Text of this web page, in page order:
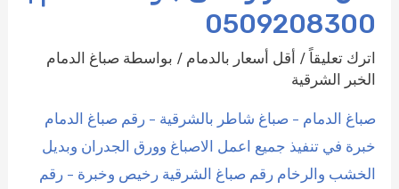
0509208300
اترك تعليقاً / أقل أسعار بالدمام / بواسطة صباغ الدمام
الخبر الشرقية
صباغ الدمام – صباغ شاطر بالشرقية – رقم صباغ الدمام
خبرة في تنفيذ جميع اعمل الاصباغ وورق الجدران وبديل
الخشب والرخام رقم صباغ الشرقية رخيص وخبرة – رقم